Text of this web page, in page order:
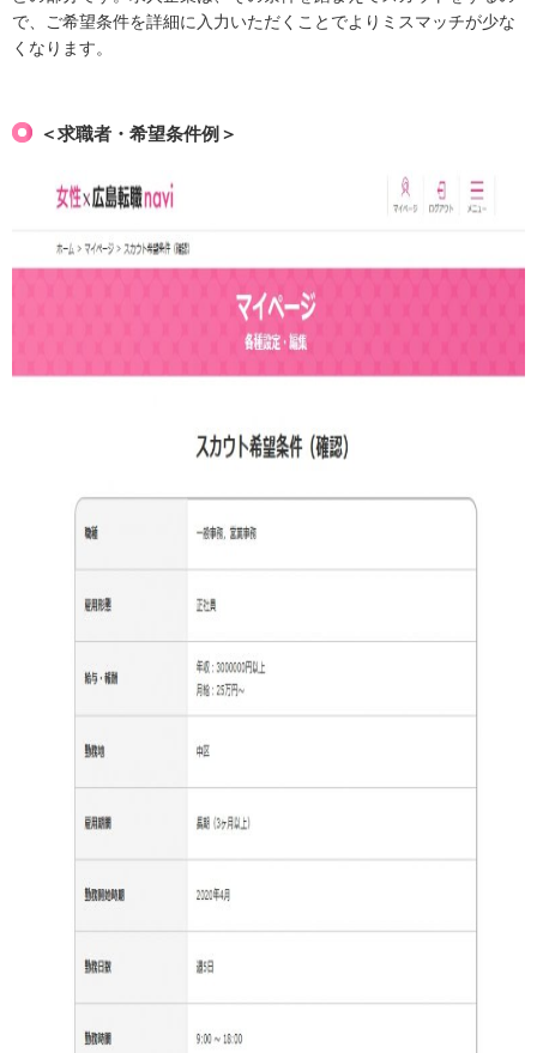
で、ご希望条件を詳細に入力いただくことでよりミスマッチが少な
くなります。
＜求職者・希望条件例＞